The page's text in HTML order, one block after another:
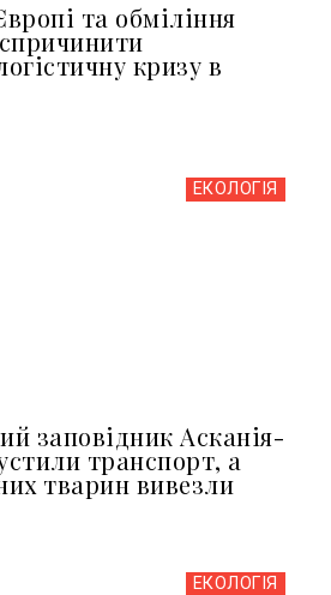
та обміління
кризу в
ЕКОЛОГІЯ
заповідник Асканія-
транспорт, а
тварин вивезли
ЕКОЛОГІЯ